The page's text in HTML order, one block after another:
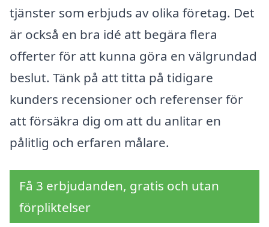
tjänster som erbjuds av olika företag. Det
är också en bra idé att begära flera
offerter för att kunna göra en välgrundad
beslut. Tänk på att titta på tidigare
kunders recensioner och referenser för
att försäkra dig om att du anlitar en
pålitlig och erfaren målare.
Få 3 erbjudanden, gratis och utan
förpliktelser